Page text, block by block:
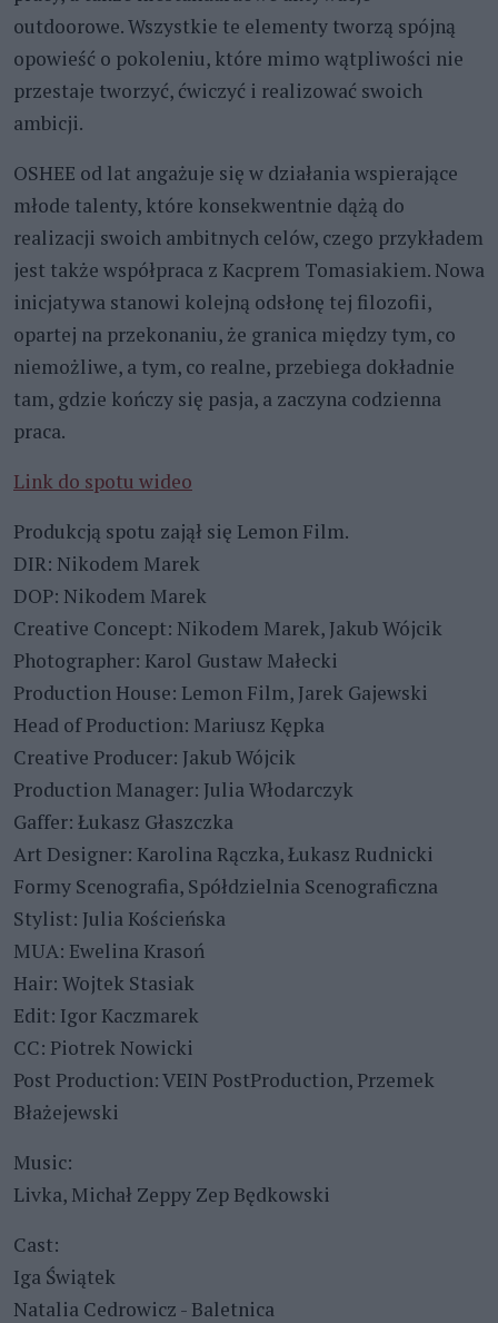
outdoorowe. Wszystkie te elementy tworzą spójną
opowieść o pokoleniu, które mimo wątpliwości nie
przestaje tworzyć, ćwiczyć i realizować swoich
ambicji.
OSHEE od lat angażuje się w działania wspierające
młode talenty, które konsekwentnie dążą do
realizacji swoich ambitnych celów, czego przykładem
jest także współpraca z Kacprem Tomasiakiem. Nowa
inicjatywa stanowi kolejną odsłonę tej filozofii,
opartej na przekonaniu, że granica między tym, co
niemożliwe, a tym, co realne, przebiega dokładnie
tam, gdzie kończy się pasja, a zaczyna codzienna
praca.
Link do spotu wideo
Produkcją spotu zajął się Lemon Film.
DIR: Nikodem Marek
DOP: Nikodem Marek
Creative Concept: Nikodem Marek, Jakub Wójcik
Photographer: Karol Gustaw Małecki
Production House: Lemon Film, Jarek Gajewski
Head of Production: Mariusz Kępka
Creative Producer: Jakub Wójcik
Production Manager: Julia Włodarczyk
Gaffer: Łukasz Głaszczka
Art Designer: Karolina Rączka, Łukasz Rudnicki
Formy Scenografia, Spółdzielnia Scenograficzna
Stylist: Julia Kościeńska
MUA: Ewelina Krasoń
Hair: Wojtek Stasiak
Edit: Igor Kaczmarek
CC: Piotrek Nowicki
Post Production: VEIN PostProduction, Przemek
Błażejewski
Music:
Livka, Michał Zeppy Zep Będkowski
Cast:
Iga Świątek
Natalia Cedrowicz - Baletnica